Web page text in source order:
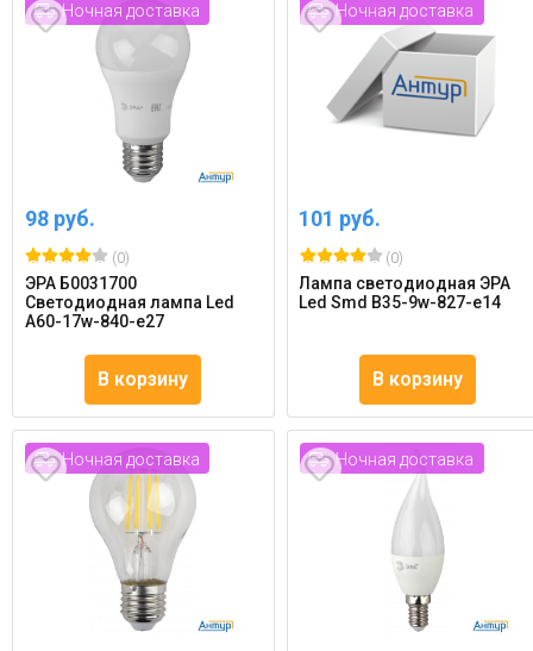
Ночная доставка
98 руб.
(0)
ЭРА Б0031700
Светодиодная лампа Led
A60-17w-840-e27
В корзину
Ночная доставка
101 руб.
(0)
Лампа светодиодная ЭРА
Led Smd B35-9w-827-e14
В корзину
Ночная доставка Ночная доставка